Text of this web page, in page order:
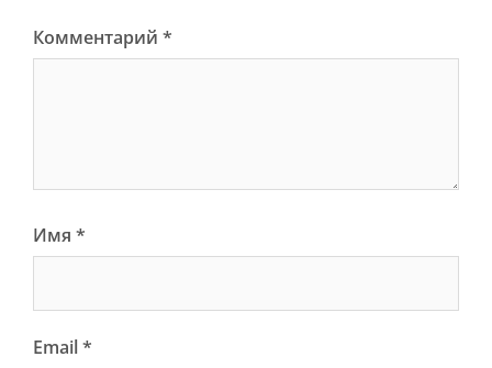
Комментарий *
Имя *
Email*